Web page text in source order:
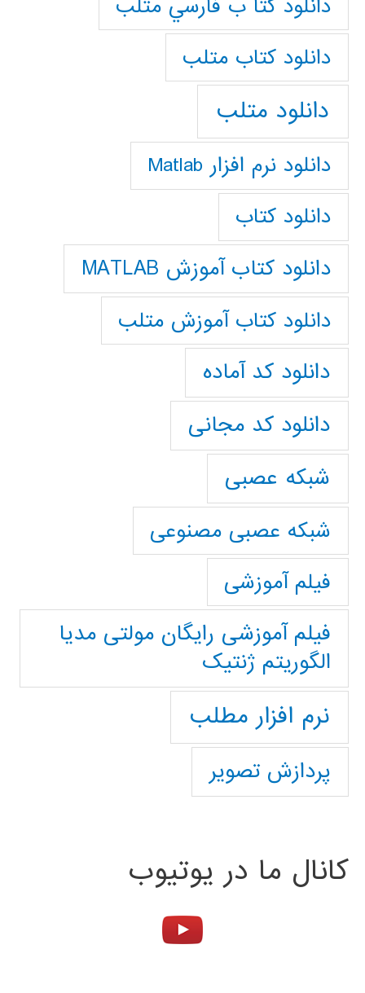
دانلود كتا ب فارسي متلب
دانلود كتاب متلب
دانلود متلب
دانلود نرم افزار Matlab
دانلود کتاب
دانلود کتاب آموزش MATLAB
دانلود کتاب آموزش متلب
دانلود کد آماده
دانلود کد مجانی
شبکه عصبی
شبکه عصبی مصنوعی
فیلم آموزشی
فیلم آموزشی رایگان مولتی مدیا
الگوریتم ژنتیک
نرم افزار مطلب
پردازش تصویر
کانال ما در یوتیوب